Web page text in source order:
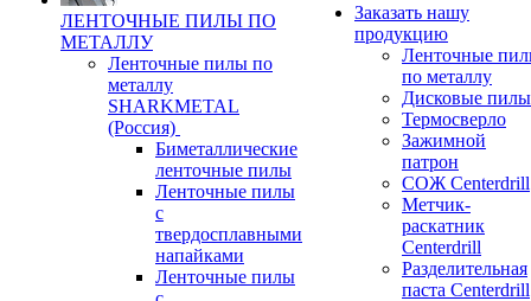
ЛЕНТОЧНЫЕ ПИЛЫ ПО
МЕТАЛЛУ
Ленточные пилы по
металлу
SHARKMETAL
(Россия)
Биметаллические
ленточные пилы
Ленточные пилы
с
твердосплавными
напайками
Ленточные пилы
Заказать нашу
продукцию
Ленточные
по металлу
Дисковые пилы
Термосверло
Зажимной
патрон
СОЖ Centerdrill
Метчик-
раскатник
Centerdrill
Разделительная
паста Centerdrill